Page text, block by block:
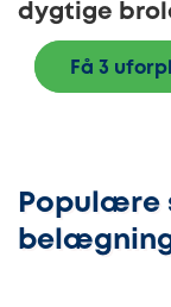
dygtige
Få 3
Populære